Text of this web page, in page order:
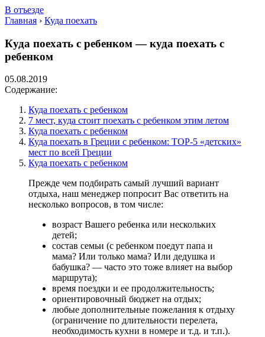
В отъезде
Главная › Куда поехать
Куда поехать с ребенком — куда поехать с
ребенком
05.08.2019
Содержание:
Куда поехать с ребенком
7 мест, куда стоит поехать с ребенком этим летом
Куда поехать с ребенком
Куда поехать в Греции с ребенком: TOP-5 «детских»
мест по всей Греции
Куда поехать с ребенком
Прежде чем подбирать самый лучший вариант
отдыха, наш менеджер попросит Вас ответить на
несколько вопросов, в том числе:
возраст Вашего ребенка или нескольких
детей;
состав семьи (с ребенком поедут папа и
мама? Или только мама? Или дедушка и
бабушка? — часто это тоже влияет на выбор
маршрута);
время поездки и ее продолжительность;
ориентировочный бюджет на отдых;
любые дополнительные пожелания к отдыху
(ограничение по длительности перелета,
необходимость кухни в номере и т.д. и т.п.).